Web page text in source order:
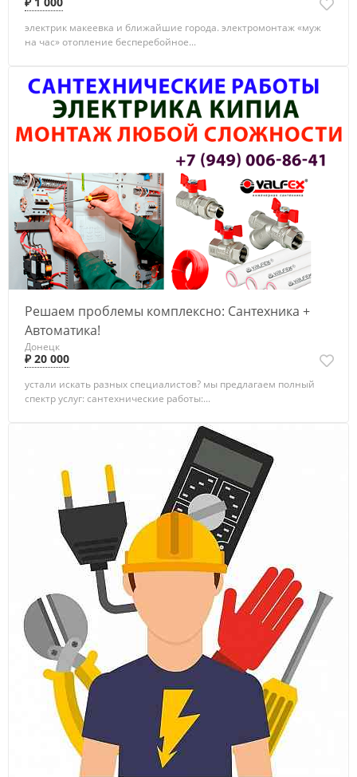
электрик макеевка и ближайшие города. электромонтаж «муж
на час» отопление бесперебойное...
Решаем проблемы комплексно: Сантехника +
Автоматика!
Донецк
₽ 20 000
устали искать разных специалистов? мы предлагаем полный
спектр услуг: сантехнические работы:...